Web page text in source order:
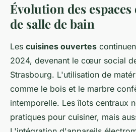
Évolution des
de salle de bain
Les cuisines ouvertes
2024, devenant le cœur social
Strasbourg. L'utilisation de
comme le bois et le marbre
intemporelle. Les îlots centraux
pratiques pour cuisiner, mais